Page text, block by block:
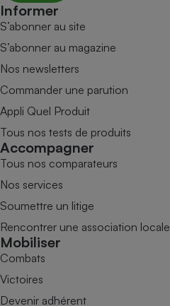
Informer
S’abonner au site
S’abonner au magazine
Nos newsletters
Commander une parution
Appli Quel Produit
Tous nos tests de produits
Accompagner
Tous nos comparateurs
Nos services
Soumettre un litige
Rencontrer une association locale
Mobiliser
Combats
Victoires
Devenir adhérent